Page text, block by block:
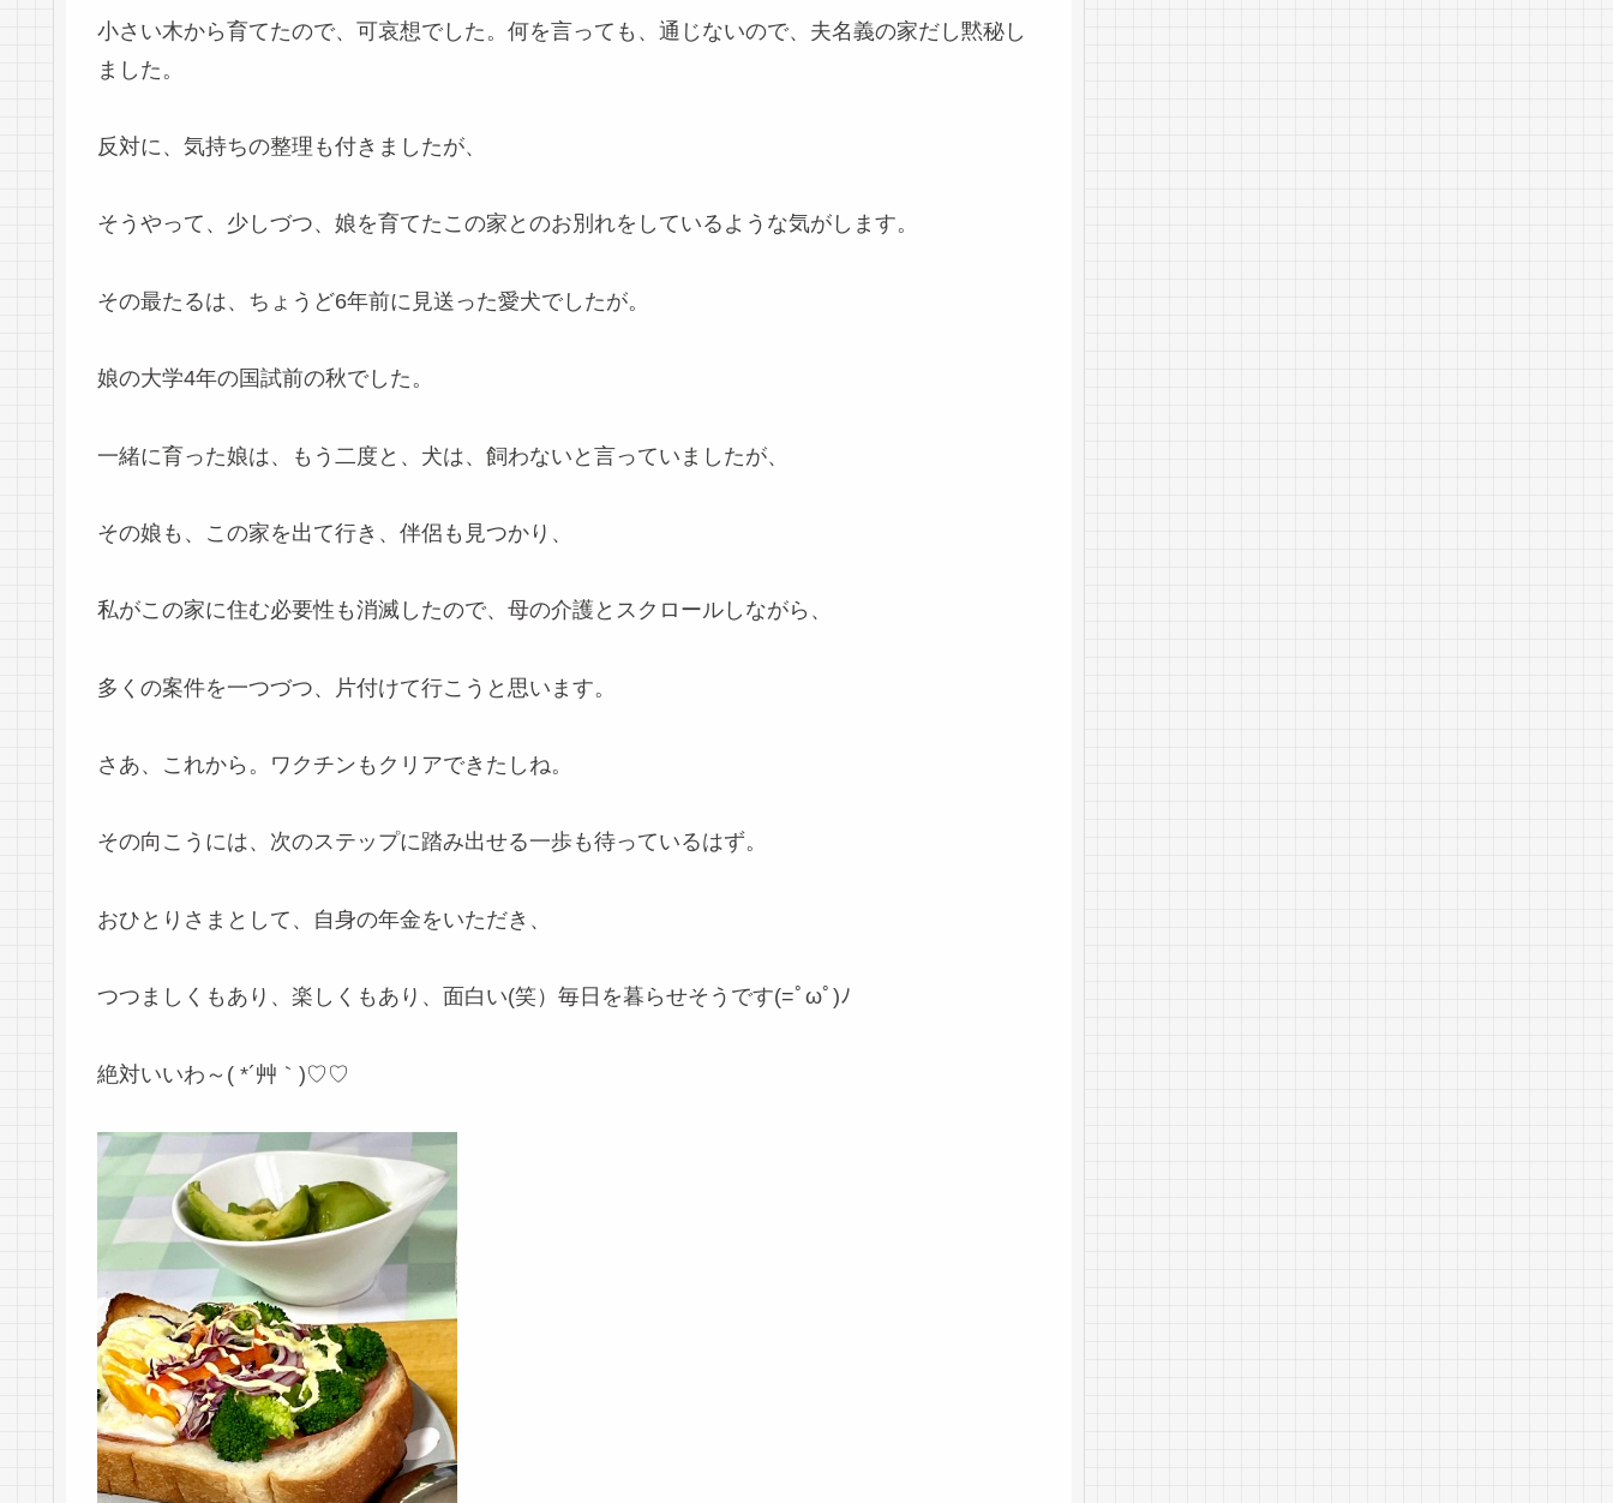
小さい木から育てたので、可哀想でした。何を言っても、通じないので、夫名義の家だし黙秘し
ました。
反対に、気持ちの整理も付きましたが、
そうやって、少しづつ、娘を育てたこの家とのお別れをしているような気がします。
その最たるは、ちょうど6年前に見送った愛犬でしたが。
娘の大学4年の国試前の秋でした。
一緒に育った娘は、もう二度と、犬は、飼わないと言っていましたが、
その娘も、この家を出て行き、伴侶も見つかり、
私がこの家に住む必要性も消滅したので、母の介護とスクロールしながら、
多くの案件を一つづつ、片付けて行こうと思います。
さあ、これから。ワクチンもクリアできたしね。
その向こうには、次のステップに踏み出せる一歩も待っているはず。
おひとりさまとして、自身の年金をいただき、
つつましくもあり、楽しくもあり、面白い(笑）毎日を暮らせそうです(=ﾟωﾟ)ﾉ
絶対いいわ～( *´艸｀)♡♡